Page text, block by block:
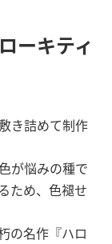
ーキティ
き詰めて制作
が悩みの種で
ため、色褪せ
の名作『ハロ